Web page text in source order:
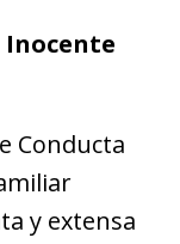
Inocente
Conducta
y extensa